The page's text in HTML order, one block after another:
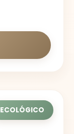
ECOLÓGICO